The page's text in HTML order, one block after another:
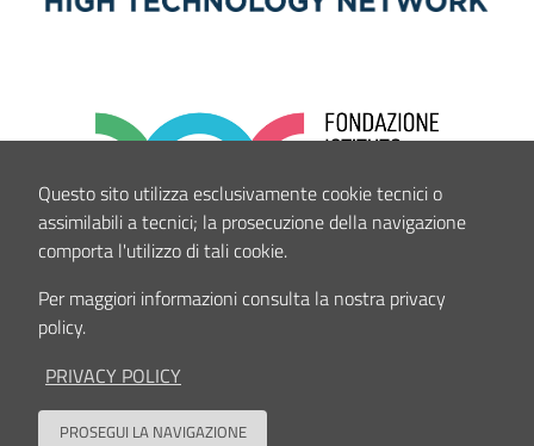
Questo sito utilizza esclusivamente cookie tecnici o
assimilabili a tecnici; la prosecuzione della navigazione
comporta l'utilizzo di tali cookie.
Per maggiori informazioni consulta la nostra privacy
policy.
PRIVACY POLICY
PROSEGUI LA NAVIGAZIONE